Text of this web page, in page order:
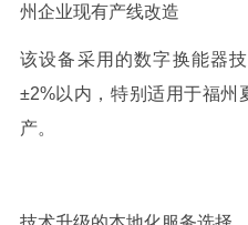
州企业现有产线改造
该设备采用的数字换能器
±2%以内，特别适用于福州
产。